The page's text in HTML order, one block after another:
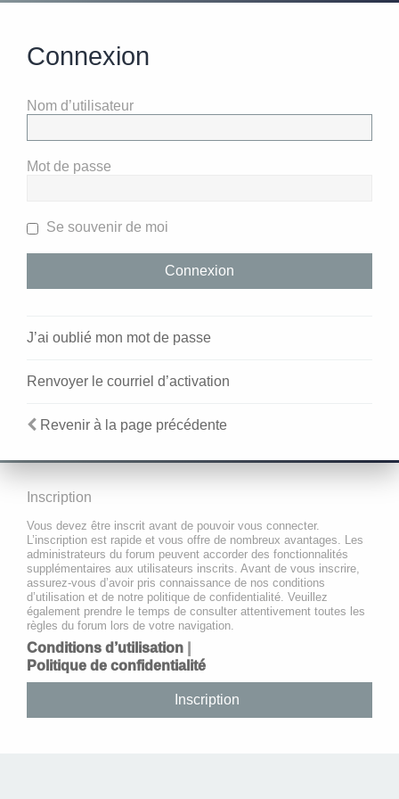
Connexion
Nom d’utilisateur
Mot de passe
Se souvenir de moi
J’ai oublié mon mot de passe
Renvoyer le courriel d’activation
Revenir à la page précédente
Inscription
Vous devez être inscrit avant de pouvoir vous connecter.
L’inscription est rapide et vous offre de nombreux avantages. Les
administrateurs du forum peuvent accorder des fonctionnalités
supplémentaires aux utilisateurs inscrits. Avant de vous inscrire,
assurez-vous d’avoir pris connaissance de nos conditions
d’utilisation et de notre politique de confidentialité. Veuillez
également prendre le temps de consulter attentivement toutes les
règles du forum lors de votre navigation.
Conditions d’utilisation
Politique de confidentialité
Inscription